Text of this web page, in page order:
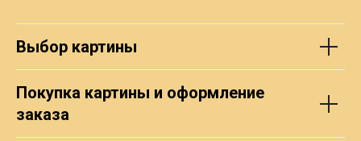
Выбор картины
Покупка картины и оформление
заказа